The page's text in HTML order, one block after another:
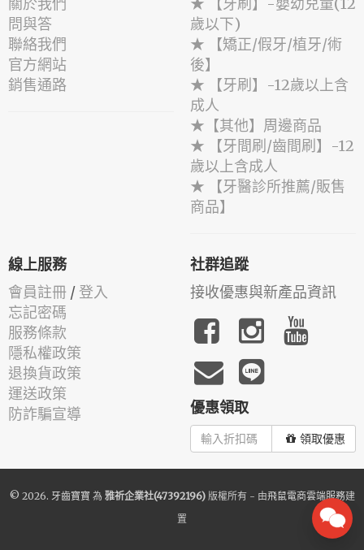
關於我們
問與答
聯絡我們
官方網站
銷售通路
★ 【牙刷】-嬰幼兒童(12
歲以下)
★ 【矯正/假牙/植牙/術
後】
★ 【牙刷】-12歲以上含
成人
★【其他】周邊商品
★ 【牙間刷/齒間刷】-12
歲以上含成人
★ 【牙醫診所推薦/販售
商品】
線上服務
會員註冊 / 登入
忘記密碼
服務條款
隱私權政策
退換貨政策
運送政策
防詐騙宣導
社群追蹤
接收優惠與新產品資訊
優惠領取
領取優惠
© 2026. 牙齒寶寶 為 雅祈企業社(47392196)版權所有 - 由飛鼠電商雲端服務建
置